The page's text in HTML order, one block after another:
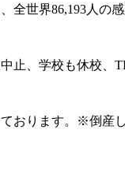
全世界86,193人の
止、学校も休校、
おります。※倒産